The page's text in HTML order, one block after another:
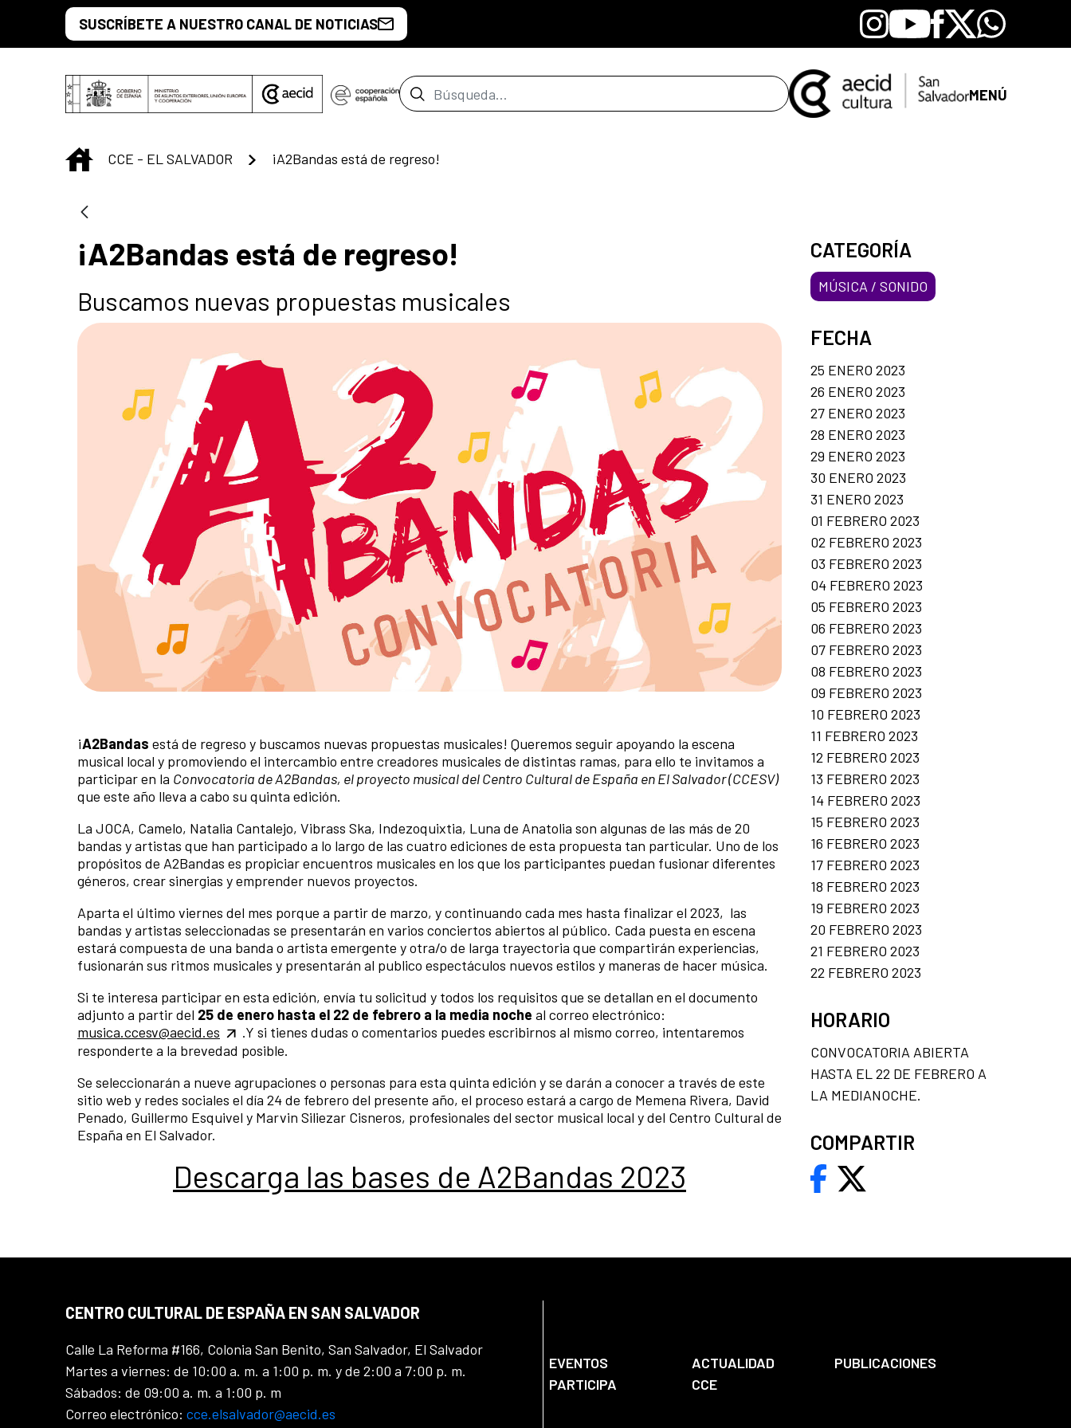
Saltar al contenido principal
SUSCRÍBETE A NUESTRO CANAL DE NOTICIAS Instagram
YoutubeFacebook
X Whatsapp
Barra de búsqueda MENÚ
INICIO
CCE - EL SALVADOR ¡A2Bandas está de regreso!
¡A2Bandas está de regreso!
Buscamos nuevas propuestas musicales
¡A2Bandas está de regreso y buscamos nuevas propuestas musicales! Queremos seguir apoyando la escena
musical local y promoviendo el intercambio entre creadores musicales de distintas ramas, para ello te invitamos a
participar en la Convocatoria de A2Bandas, el proyecto musical del Centro Cultural de España en El Salvador (CCESV)
que este año lleva a cabo su quinta edición.
La JOCA, Camelo, Natalia Cantalejo, Vibrass Ska, Indezoquixtia, Luna de Anatolia son algunas de las más de 20
bandas y artistas que han participado a lo largo de las cuatro ediciones de esta propuesta tan particular. Uno de los
propósitos de A2Bandas es propiciar encuentros musicales en los que los participantes puedan fusionar diferentes
géneros, crear sinergias y emprender nuevos proyectos.
Aparta el último viernes del mes porque a partir de marzo, y continuando cada mes hasta finalizar el 2023, las
bandas y artistas seleccionadas se presentarán en varios conciertos abiertos al público. Cada puesta en escena
estará compuesta de una banda o artista emergente y otra/o de larga trayectoria que compartirán experiencias,
fusionarán sus ritmos musicales y presentarán al publico espectáculos nuevos estilos y maneras de hacer música.
Si te interesa participar en esta edición, envía tu solicitud y todos los requisitos que se detallan en el documento
adjunto a partir del 25 de enero hasta el 22 de febrero a la media noche al correo electrónico:
musica.ccesv@aecid.es
.Y si tienes dudas o comentarios puedes escribirnos al mismo correo, intentaremos
responderte a la brevedad posible.
Se seleccionarán a nueve agrupaciones o personas para esta quinta edición y se darán a conocer a través de este
sitio web y redes sociales el día 24 de febrero del presente año, el proceso estará a cargo de Memena Rivera, David
Penado, Guillermo Esquivel y Marvin Siliezar Cisneros, profesionales del sector musical local y del Centro Cultural de
España en El Salvador.
Descarga las bases de A2Bandas 2023
CATEGORÍA
MÚSICA / SONIDO
FECHA
25 ENERO 2023
26 ENERO 2023
27 ENERO 2023
28 ENERO 2023
29 ENERO 2023
30 ENERO 2023
31 ENERO 2023
01 FEBRERO 2023
02 FEBRERO 2023
03 FEBRERO 2023
04 FEBRERO 2023
05 FEBRERO 2023
06 FEBRERO 2023
07 FEBRERO 2023
08 FEBRERO 2023
09 FEBRERO 2023
10 FEBRERO 2023
11 FEBRERO 2023
12 FEBRERO 2023
13 FEBRERO 2023
14 FEBRERO 2023
15 FEBRERO 2023
16 FEBRERO 2023
17 FEBRERO 2023
18 FEBRERO 2023
19 FEBRERO 2023
20 FEBRERO 2023
21 FEBRERO 2023
22 FEBRERO 2023
HORARIO
CONVOCATORIA ABIERTA
HASTA EL 22 DE FEBRERO A
LA MEDIANOCHE.
COMPARTIR
CENTRO CULTURAL DE ESPAÑA EN SAN SALVADOR
Calle La Reforma #166, Colonia San Benito, San Salvador, El Salvador
Martes a viernes: de 10:00 a. m. a 1:00 p. m. y de 2:00 a 7:00 p. m.
Sábados: de 09:00 a. m. a 1:00 p. m
Correo electrónico: cce.elsalvador@aecid.es
EVENTOS ACTUALIDAD
PUBLICACIONES
PARTICIPA
CCE